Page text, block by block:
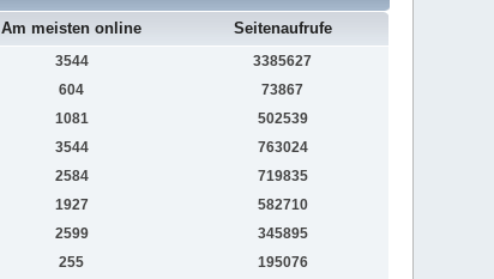
Am meisten online Seitenaufrufe
3544
3385627
604
73867
1081
502539
3544
763024
2584
719835
1927
582710
2599
345895
255
195076